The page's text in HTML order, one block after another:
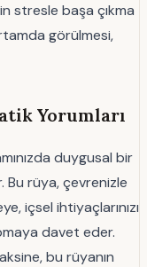
stresle başa çıkma
görülmesi,
Yorumları
duygusal bir
Bu rüya, çevrenizle
içsel ihtiyaçlarınızı
davet eder.
bu rüyanın